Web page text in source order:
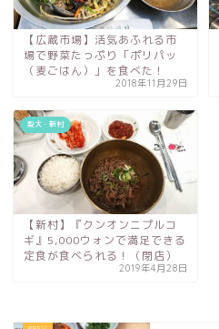
【広蔵市場】活気あふれる市
場で野菜たっぷり「ポリパッ
（麦ごはん）」を食べた！
2018年11月29日
梨大・新村
【新村】『クンオンニプルコ
ギ』5,000ウォンで満足できる
定食が食べられる！（閉店）
2019年4月28日